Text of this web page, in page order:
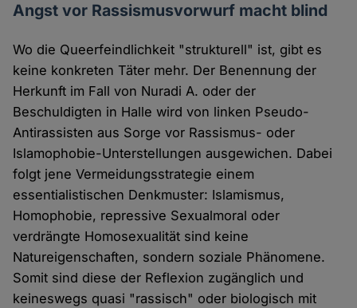
Angst vor Rassismusvorwurf macht blind
Wo die Queerfeindlichkeit "strukturell" ist, gibt es
keine konkreten Täter mehr. Der Benennung der
Herkunft im Fall von Nuradi A. oder der
Beschuldigten in Halle wird von linken Pseudo-
Antirassisten aus Sorge vor Rassismus- oder
Islamophobie-Unterstellungen ausgewichen. Dabei
folgt jene Vermeidungsstrategie einem
essentialistischen Denkmuster: Islamismus,
Homophobie, repressive Sexualmoral oder
verdrängte Homosexualität sind keine
Natureigenschaften, sondern soziale Phänomene.
Somit sind diese der Reflexion zugänglich und
keineswegs quasi "rassisch" oder biologisch mit